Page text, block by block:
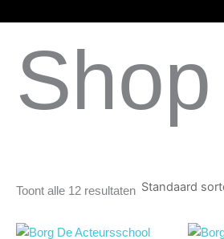
inhoudShop
Toont alle 12 resultaten